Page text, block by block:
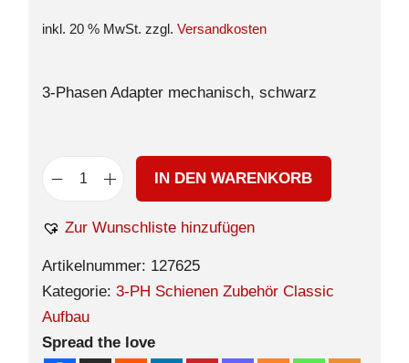
inkl. 20 % MwSt. zzgl. Versandkosten
3-Phasen Adapter mechanisch, schwarz
IN DEN WARENKORB
Zur Wunschliste hinzufügen
Artikelnummer: 127625
Kategorie: 3-PH Schienen Zubehör Classic
Aufbau
Spread the love